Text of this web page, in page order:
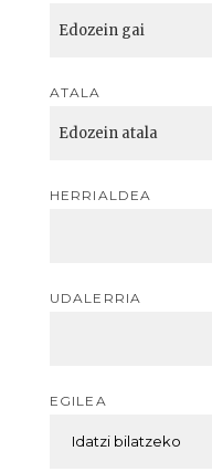
ATALA
HERRIALDEA
UDALERRIA
EGILEA